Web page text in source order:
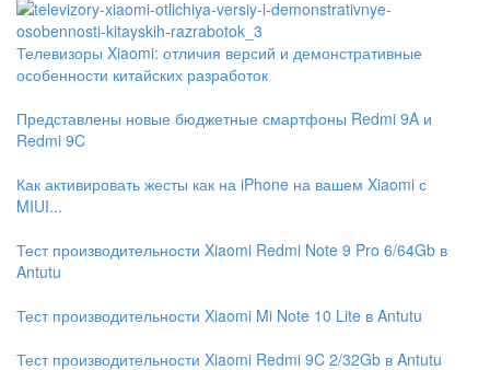
Телевизоры Xiaomi: отличия версий и демонстративные
особенности китайских разработок
Представлены новые бюджетные смартфоны Redmi 9A и
Redmi 9C
Как активировать жесты как на iPhone на вашем Xiaomi с
MIUI...
Тест производительности Xiaomi Redmi Note 9 Pro 6/64Gb в
Antutu
Тест производительности Xiaomi Mi Note 10 Lite в Antutu
Тест производительности Xiaomi Redmi 9C 2/32Gb в Antutu